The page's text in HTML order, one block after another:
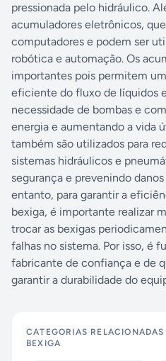
pressionada pelo hidráulico.
acumuladores eletrônicos,
computadores e podem ser
robótica e automação. Os
importantes pois permitem
eficiente do fluxo de líquidos
necessidade de bombas e
energia e aumentando a vida
também são utilizados para
sistemas hidráulicos e
segurança e prevenindo
entanto, para garantir a
bexiga, é importante realizar
trocar as bexigas
falhas no sistema. Por isso, é
fabricante de confiança e de
garantir a durabilidade do
CATEGORIAS
BEXIGA